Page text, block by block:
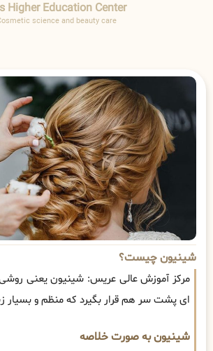
Higher Education Center
science and beauty care
شینیون چیست؟
مرکز آموزش عالی عریس: شینیون یعنی
ای پشت سر هم قرار بگیرد که منظم و بسیار
شینیون به صورت خلاصه